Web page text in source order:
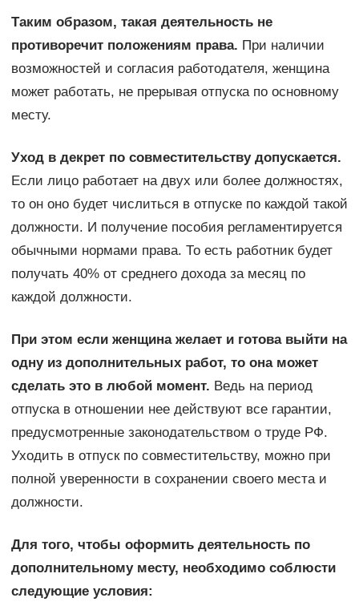
Таким образом, такая деятельность не
противоречит положениям права. При наличии
возможностей и согласия работодателя, женщина
может работать, не прерывая отпуска по основному
месту.
Уход в декрет по совместительству допускается.
Если лицо работает на двух или более должностях,
то он оно будет числиться в отпуске по каждой такой
должности. И получение пособия регламентируется
обычными нормами права. То есть работник будет
получать 40% от среднего дохода за месяц по
каждой должности.
При этом если женщина желает и готова выйти на
одну из дополнительных работ, то она может
сделать это в любой момент. Ведь на период
отпуска в отношении нее действуют все гарантии,
предусмотренные законодательством о труде РФ.
Уходить в отпуск по совместительству, можно при
полной уверенности в сохранении своего места и
должности.
Для того, чтобы оформить деятельность по
дополнительному месту, необходимо соблюсти
следующие условия: